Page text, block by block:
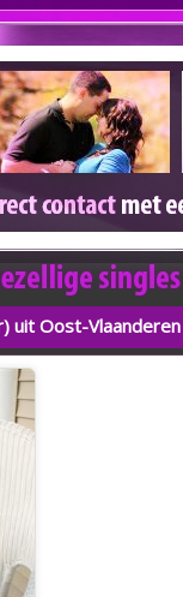
uit Oost-Vlaanderen